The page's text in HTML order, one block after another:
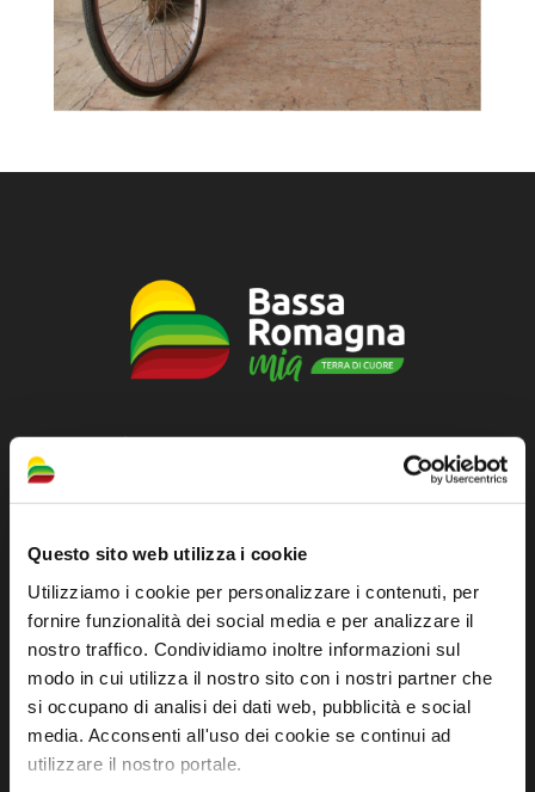
Questo sito web utilizza i cookie
Utilizziamo i cookie per personalizzare i contenuti, per
fornire funzionalità dei social media e per analizzare il
nostro traffico. Condividiamo inoltre informazioni sul
modo in cui utilizza il nostro sito con i nostri partner che
si occupano di analisi dei dati web, pubblicità e social
media. Acconsenti all'uso dei cookie se continui ad
utilizzare il nostro portale.
Municipalities of Bassa Romagna
48012 Bagnacavallo (RA)
Tel. +39 0545 280898
turismo@unione.labassaromagna.it
P.IVA e Cod. Fiscale 02291370399
P.E.C. pg.unione.labassaromagna.it@legalmail.it